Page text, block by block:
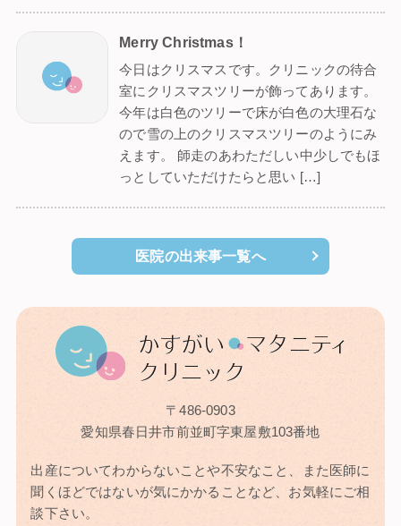
Merry Christmas！
今日はクリスマスです。クリニックの待合
室にクリスマスツリーが飾ってあります。
今年は白色のツリーで床が白色の大理石な
ので雪の上のクリスマスツリーのようにみ
えます。 師走のあわただしい中少しでもほ
っとしていただけたらと思い […]
医院の出来事⼀覧へ
〒486-0903
愛知県春⽇井市前並町字東屋敷103番地
出産についてわからないことや不安なこと、また医師に
聞くほどではないが気にかかることなど、お気軽にご相
談下さい。